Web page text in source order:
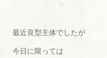
最近良型主体でしたが
今日に限っては